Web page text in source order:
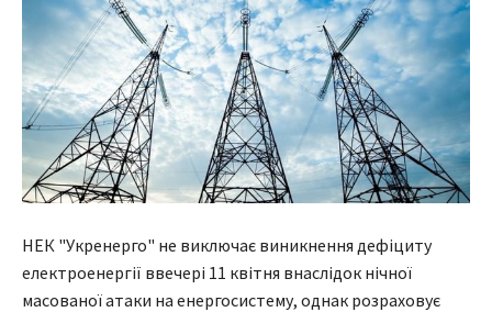
НЕК "Укренерго" не виключає виникнення дефіциту
електроенергії ввечері 11 квітня внаслідок нічної
масованої атаки на енергосистему, однак розраховує